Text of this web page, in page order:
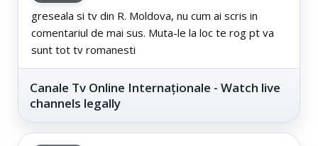
greseala si tv din R. Moldova, nu cum ai scris in
comentariul de mai sus. Muta-le la loc te rog pt va
sunt tot tv romanesti
Canale Tv Online Internaționale - Watch live
channels legally